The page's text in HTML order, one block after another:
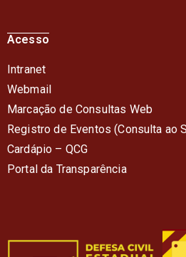
Acesso
Intranet
Webmail
Marcação de Consultas Web
Registro de Eventos (Consulta ao
Cardápio – QCG
Portal da Transparência